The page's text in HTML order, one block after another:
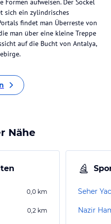
aufweisen. Der Sockel
sich ein zylindrisches
findet man Überreste von
man über eine kleine Treppe
auf die Bucht von Antalya,
Nähe
0,0 km
0,2 km
Seher
Nazir